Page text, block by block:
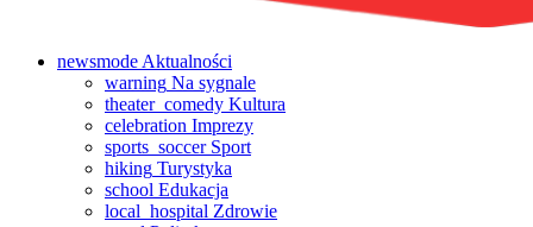
newsmode Aktualności
warning Na sygnale
theater_comedy Kultura
celebration Imprezy
sports_soccerSport
hiking Turystyka
school Edukacja
local_hospital Zdrowie